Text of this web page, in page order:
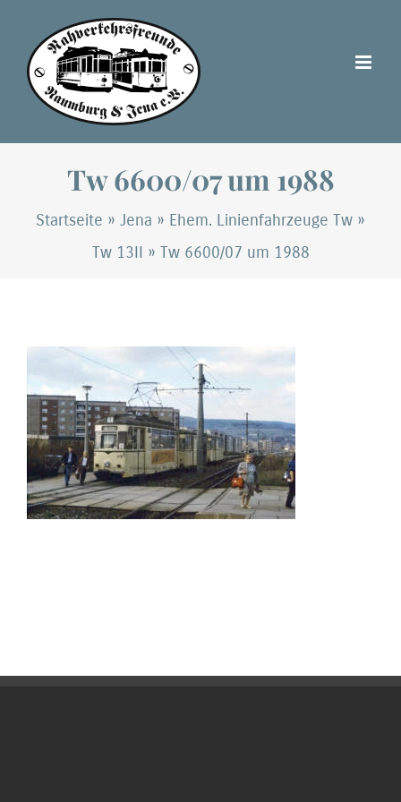
Inhalt
springen
Tw 6600/07 um 1988
Startseite » Jena » Ehem. Linienfahrzeuge Tw »
Tw 13II » Tw 6600/07 um 1988